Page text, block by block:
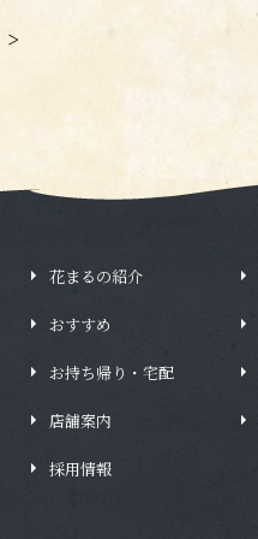
>
花まるの紹介
おすすめ
お持ち帰り・宅配
店舗案内
採用情報